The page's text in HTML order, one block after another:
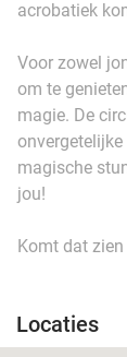
acrobatiek
Voor zowel
om te
magie. De
onvergetelijke
magische
jou!
Komt dat
Locaties